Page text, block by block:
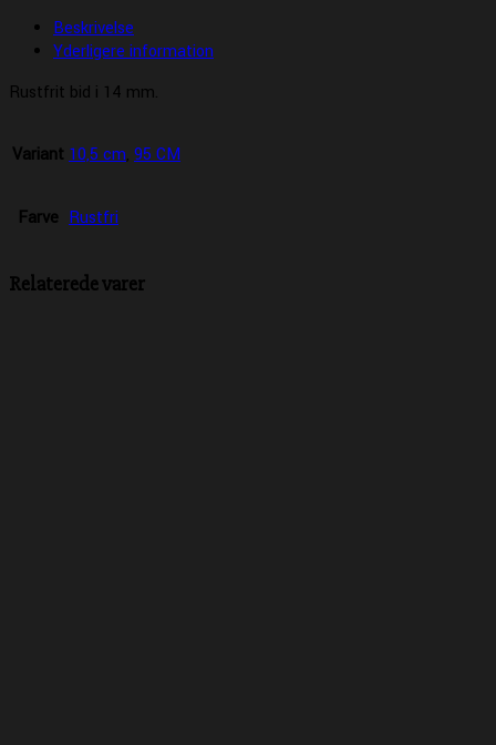
Beskrivelse
Yderligere information
Rustfrit bid i 14 mm.
Variant 10,5 cm, 95 CM
Farve Rustfri
Relaterede varer